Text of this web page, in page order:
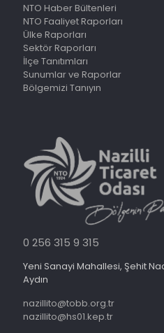
NTO Haber Bültenleri
NTO Faaliyet Raporları
Ülke Raporları
Sektör Raporları
İlçe Tanıtımları
Sunumlar ve Raporlar
Bölgemizi Tanıyın
0 256 315 9 315
Yeni Sanayi Mahallesi, Şehit
Aydın
nazillito@tobb.org.tr
nazillito@hs01.kep.tr